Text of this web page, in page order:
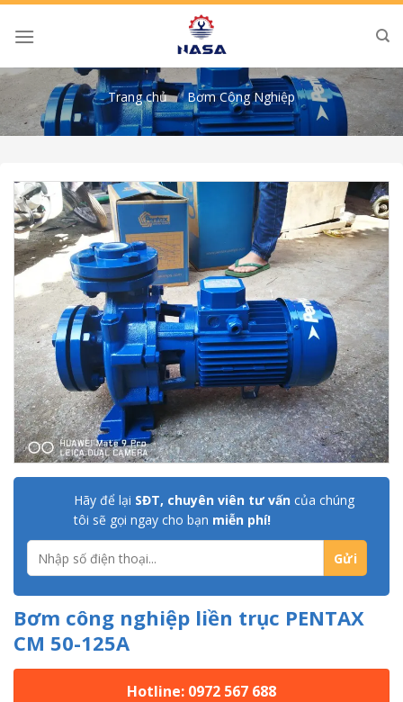
Skip
Trang chủ / Bơm Công Nghiệp
Hãy để lại SĐT, chuyên viên tư vấn của chúng
tôi sẽ gọi ngay cho bạn miễn phí!
Bơm công nghiệp liền trục PENTAX
CM 50-125A
Hotline: 0972 567 688